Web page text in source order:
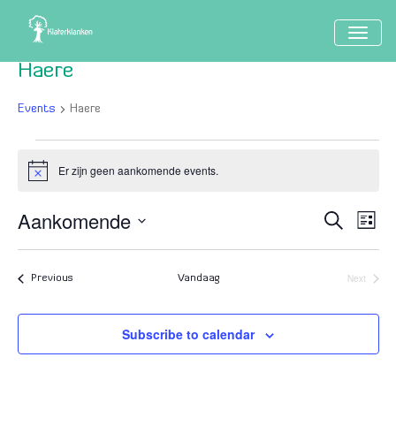
Haere
Events Haere
Events
Notice Er zijn geen aankomende events.
and
Views
Search
Lijst
Aankomende
PreviousEvents Vandaag
Next
Subscribe to calendar